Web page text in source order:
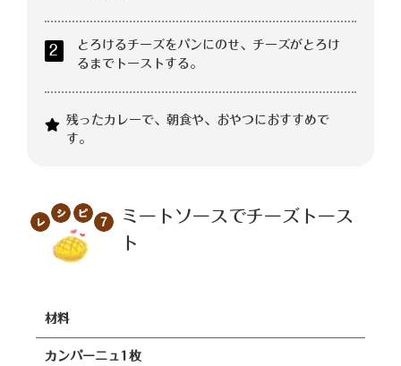
2
とろけるチーズをパンにのせ、チーズがとろけ
るまでトーストする。
残ったカレーで、朝食や、おやつにおすすめで
す。
ミートソースでチーズトース
ト
材料
カンパーニュ1枚